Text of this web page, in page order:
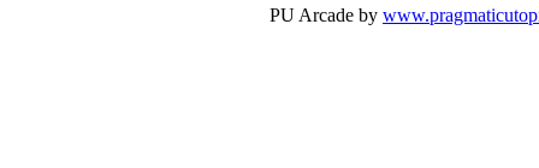
PU Arcade by